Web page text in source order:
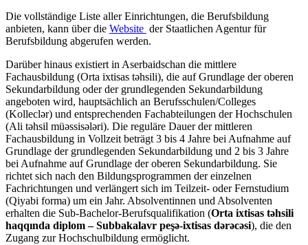
Die vollständige Liste aller Einrichtungen, die Berufsbildung
anbieten, kann über die Website der Staatlichen Agentur für
Berufsbildung abgerufen werden.
Darüber hinaus existiert in Aserbaidschan die mittlere
Fachausbildung (Orta ixtisas təhsili), die auf Grundlage der oberen
Sekundarbildung oder der grundlegenden Sekundarbildung
angeboten wird, hauptsächlich an Berufsschulen/Colleges
(Kolleclər) und entsprechenden Fachabteilungen der Hochschulen
(Ali təhsil müəssisələri). Die reguläre Dauer der mittleren
Fachausbildung in Vollzeit beträgt 3 bis 4 Jahre bei Aufnahme auf
Grundlage der grundlegenden Sekundarbildung und 2 bis 3 Jahre
bei Aufnahme auf Grundlage der oberen Sekundarbildung. Sie
richtet sich nach den Bildungsprogrammen der einzelnen
Fachrichtungen und verlängert sich im Teilzeit- oder Fernstudium
(Qiyabi forma) um ein Jahr. Absolventinnen und Absolventen
erhalten die Sub-Bachelor-Berufsqualifikation (Orta ixtisas təhsili
haqqında diplom – Subbakalavr peşə-ixtisas dərəcəsi), die den
Zugang zur Hochschulbildung ermöglicht.